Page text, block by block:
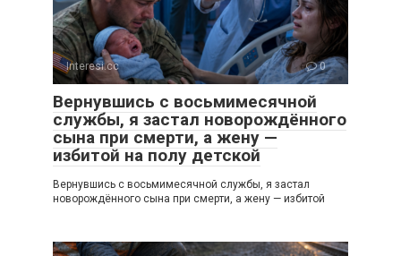
Interesi.cc 0
Вернувшись с восьмимесячной
службы, я застал новорождённого
сына при смерти, а жену —
избитой на полу детской
Вернувшись с восьмимесячной службы, я застал
новорождённого сына при смерти, а жену — избитой